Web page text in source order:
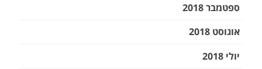
ספטמבר 2018
אוגוסט 2018
יולי 2018